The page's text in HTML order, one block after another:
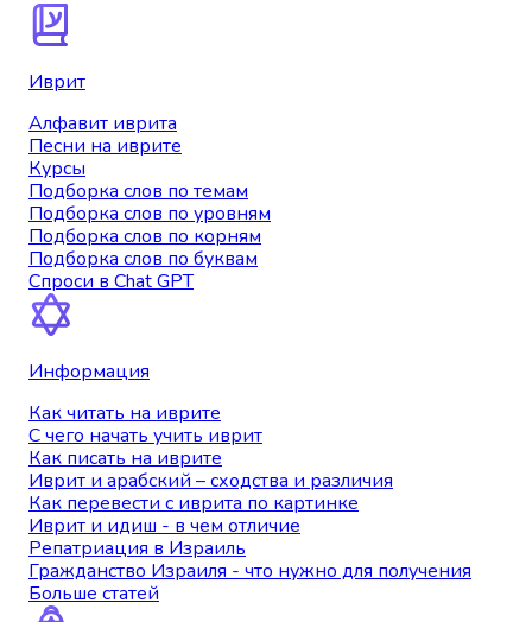
Иврит
Алфавит иврита
Песни на иврите
Курсы
Подборка слов по темам
Подборка слов по уровням
Подборка слов по корням
Подборка слов по буквам
Спроси в Chat GPT
Информация
Как читать на иврите
С чего начать учить иврит
Как писать на иврите
Иврит и арабский – сходства и различия
Как перевести с иврита по картинке
Иврит и идиш - в чем отличие
Репатриация в Израиль
Гражданство Израиля - что нужно для получения
Больше статей